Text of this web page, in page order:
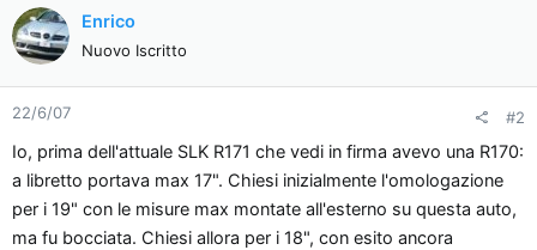
Enrico
Nuovo Iscritto
22/6/07 #2
Io, prima dell'attuale SLK R171 che vedi in firma avevo una R170:
a libretto portava max 17". Chiesi inizialmente l'omologazione
per i 19" con le misure max montate all'esterno su questa auto,
ma fu bocciata. Chiesi allora per i 18", con esito ancora